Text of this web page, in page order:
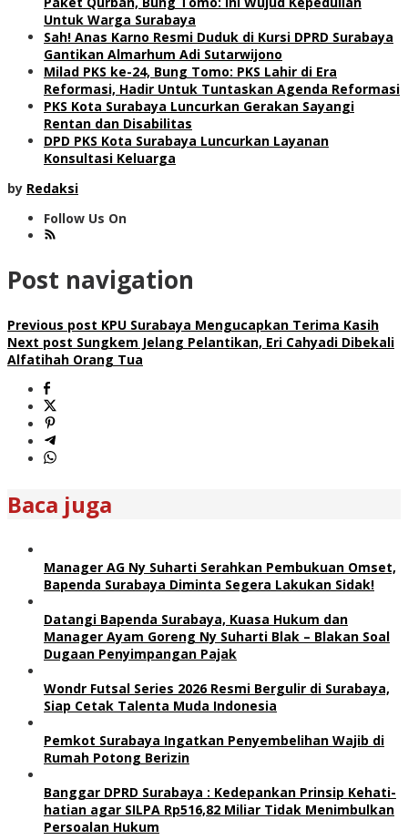
Untuk Warga Surabaya
Sah! Anas Karno Resmi Duduk di Kursi DPRD Surabaya
Gantikan Almarhum Adi Sutarwijono
Milad PKS ke-24, Bung Tomo: PKS Lahir di Era
Reformasi, Hadir Untuk Tuntaskan Agenda Reformasi
PKS Kota Surabaya Luncurkan Gerakan Sayangi
Rentan dan Disabilitas
DPD PKS Kota Surabaya Luncurkan Layanan
Konsultasi Keluarga
by Redaksi
Follow Us On
Post navigation
Previous post KPU Surabaya Mengucapkan Terima Kasih
Next post Sungkem Jelang Pelantikan, Eri Cahyadi Dibekali
Alfatihah Orang Tua
Baca juga
Manager AG Ny Suharti Serahkan Pembukuan Omset,
Bapenda Surabaya Diminta Segera Lakukan Sidak!
Datangi Bapenda Surabaya, Kuasa Hukum dan
Manager Ayam Goreng Ny Suharti Blak – Blakan Soal
Dugaan Penyimpangan Pajak
Wondr Futsal Series 2026 Resmi Bergulir di Surabaya,
Siap Cetak Talenta Muda Indonesia
Pemkot Surabaya Ingatkan Penyembelihan Wajib di
Rumah Potong Berizin
Banggar DPRD Surabaya : Kedepankan Prinsip Kehati-
hatian agar SILPA Rp516,82 Miliar Tidak Menimbulkan
Persoalan Hukum